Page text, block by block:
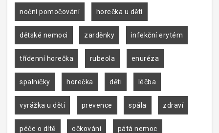
noční pomočování horečka u dětí
dětské nemoci zarděnky infekční erytém
třídenní horečka rubeola enuréza
spalničky horečka děti léčba
vyrážka u dětí prevence spála zdraví
péče o dítě očkování pátá nemoc